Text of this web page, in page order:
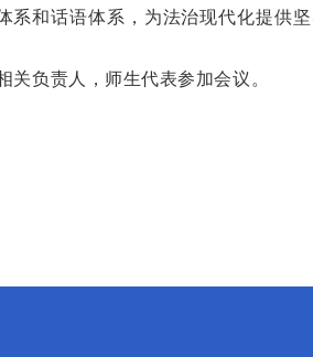
和话语体系，为法治现代化提供
负责人，师生代表参加会议。